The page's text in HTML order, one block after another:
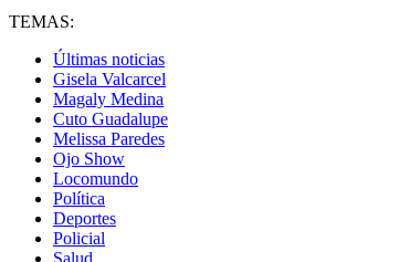
TEMAS:
Últimas noticias
Gisela Valcarcel
Magaly Medina
Cuto Guadalupe
Melissa Paredes
Ojo Show
Locomundo
Política
Deportes
Policial
Salud